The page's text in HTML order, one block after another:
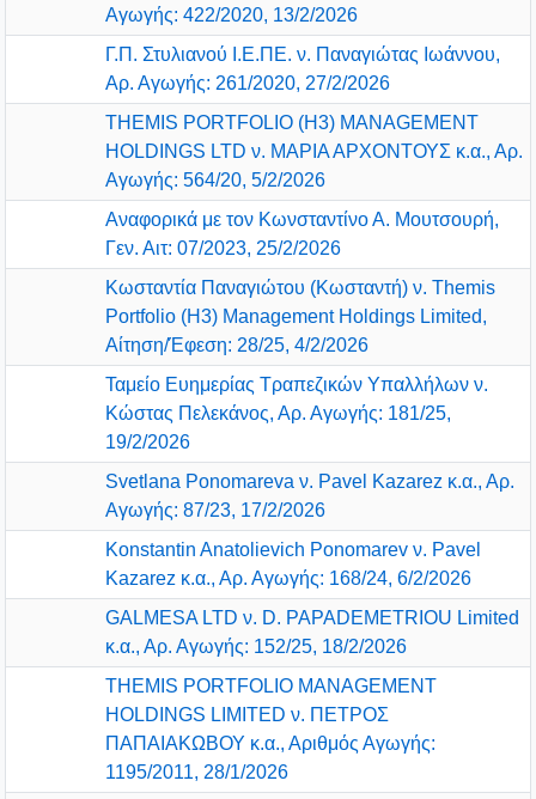
Αγωγής: 422/2020, 13/2/2026
Γ.Π. Στυλιανού Ι.Ε.ΠΕ. ν. Παναγιώτας Ιωάννου,
Αρ. Αγωγής: 261/2020, 27/2/2026
THEMIS PORTFOLIO (Η3) MANAGEMENT
HOLDINGS LTD ν. ΜΑΡΙΑ ΑΡΧΟΝΤΟΥΣ κ.α., Αρ.
Αγωγής: 564/20, 5/2/2026
Αναφορικά με τον Κωνσταντίνο Α. Μουτσουρή,
Γεν. Αιτ: 07/2023, 25/2/2026
Κωσταντία Παναγιώτου (Κωσταντή) ν. Themis
Portfolio (H3) Management Holdings Limited,
Αίτηση/Έφεση: 28/25, 4/2/2026
Ταμείο Ευημερίας Τραπεζικών Υπαλλήλων ν.
Κώστας Πελεκάνος, Αρ. Αγωγής: 181/25,
19/2/2026
Svetlana Ponomareva ν. Pavel Kazarez κ.α., Αρ.
Αγωγής: 87/23, 17/2/2026
Konstantin Anatolievich Ponomarev ν. Pavel
Kazarez κ.α., Αρ. Αγωγής: 168/24, 6/2/2026
GALMESA LTD ν. D. PAPADEMETRIOU Limited
κ.α., Αρ. Αγωγής: 152/25, 18/2/2026
THEMIS PORTFOLIO MANAGEMENT
HOLDINGS LIMITED ν. ΠΕΤΡΟΣ
ΠΑΠΑΙΑΚΩΒΟΥ κ.α., Αριθμός Αγωγής:
1195/2011, 28/1/2026